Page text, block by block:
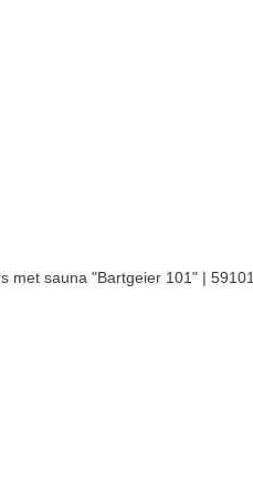
met sauna "Bartgeier 101" | 59101